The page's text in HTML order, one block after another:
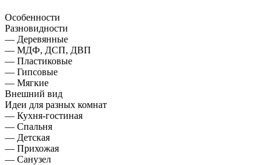
Особенности
Разновидности
— Деревянные
— МДФ, ДСП, ДВП
— Пластиковые
— Гипсовые
— Мягкие
Внешний вид
Идеи для разных комнат
— Кухня-гостиная
— Спальня
— Детская
— Прихожая
— Санузел